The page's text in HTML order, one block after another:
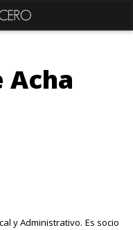
Acha
y Administrativo. Es socio